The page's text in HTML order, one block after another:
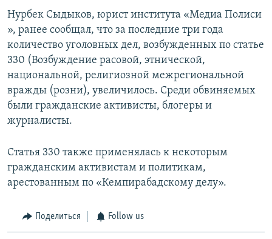
Нурбек Сыдыков, юрист института «Медиа Полиси
», ранее сообщал, что за последние три года
количество уголовных дел, возбужденных по статье
330 (Возбуждение расовой, этнической,
национальной, религиозной межрегиональной
вражды (розни), увеличилось. Среди обвиняемых
были гражданские активисты, блогеры и
журналисты.
Статья 330 также применялась к некоторым
гражданским активистам и политикам,
арестованным по «Кемпирабадскому делу».
Поделиться Follow us